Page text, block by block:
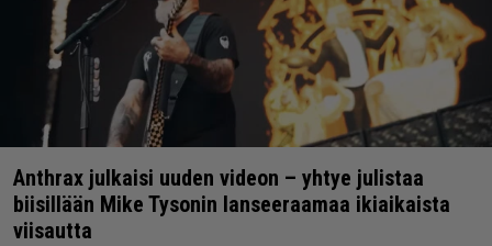
Anthrax julkaisi uuden videon – yhtye julistaa
biisillään Mike Tysonin lanseeraamaa ikiaikaista
viisautta